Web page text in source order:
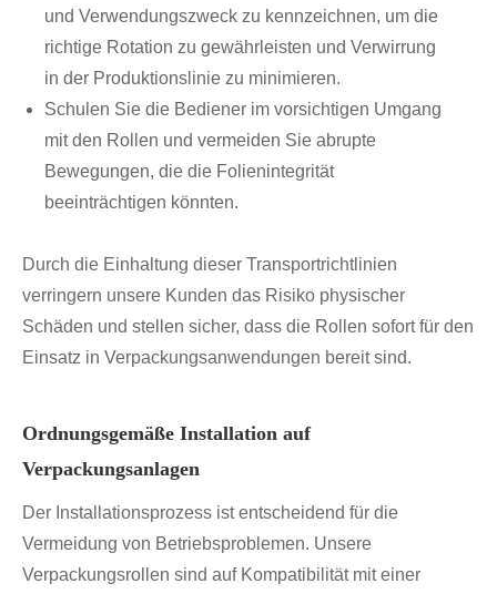
und Verwendungszweck zu kennzeichnen, um die
richtige Rotation zu gewährleisten und Verwirrung
in der Produktionslinie zu minimieren.
Schulen Sie die Bediener im vorsichtigen Umgang
mit den Rollen und vermeiden Sie abrupte
Bewegungen, die die Folienintegrität
beeinträchtigen könnten.
Durch die Einhaltung dieser Transportrichtlinien
verringern unsere Kunden das Risiko physischer
Schäden und stellen sicher, dass die Rollen sofort für den
Einsatz in Verpackungsanwendungen bereit sind.
Ordnungsgemäße Installation auf
Verpackungsanlagen
Der Installationsprozess ist entscheidend für die
Vermeidung von Betriebsproblemen. Unsere
Verpackungsrollen sind auf Kompatibilität mit einer